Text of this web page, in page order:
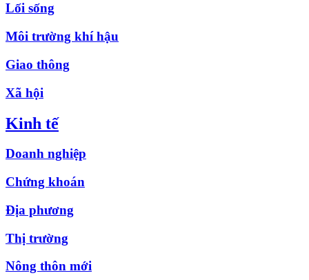
Lối sống
Môi trường khí hậu
Giao thông
Xã hội
Kinh tế
Doanh nghiệp
Chứng khoán
Địa phương
Thị trường
Nông thôn mới